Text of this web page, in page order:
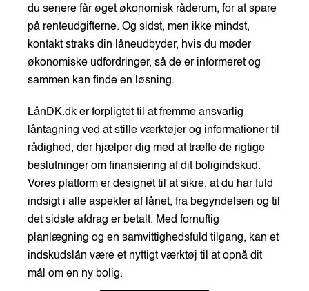
du senere får øget økonomisk råderum, for at spare
på renteudgifterne. Og sidst, men ikke mindst,
kontakt straks din låneudbyder, hvis du møder
økonomiske udfordringer, så de er informeret og
sammen kan finde en løsning.
LånDK.dk er forpligtet til at fremme ansvarlig
låntagning ved at stille værktøjer og informationer til
rådighed, der hjælper dig med at træffe de rigtige
beslutninger om finansiering af dit boligindskud.
Vores platform er designet til at sikre, at du har fuld
indsigt i alle aspekter af lånet, fra begyndelsen og til
det sidste afdrag er betalt. Med fornuftig
planlægning og en samvittighedsfuld tilgang, kan et
indskudslån være et nyttigt værktøj til at opnå dit
mål om en ny bolig.